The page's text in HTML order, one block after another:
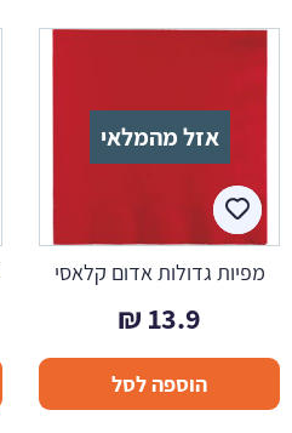
אזל מהמלאי
מפיות גדולות אדום קלאסי
13.9
₪
הוספה לסל